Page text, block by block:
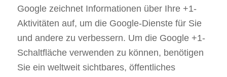
Google zeichnet Informationen über Ihre +1-
Aktivitäten auf, um die Google-Dienste für Sie
und andere zu verbessern. Um die Google +1-
Schaltfläche verwenden zu können, benötigen
Sie ein weltweit sichtbares, öffentliches